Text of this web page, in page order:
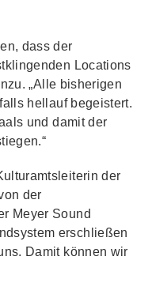
dass der
Locations
„Alle bisherigen
hellauf begeistert.
und damit der
der
der
Meyer Sound
erschließen
Damit können wir